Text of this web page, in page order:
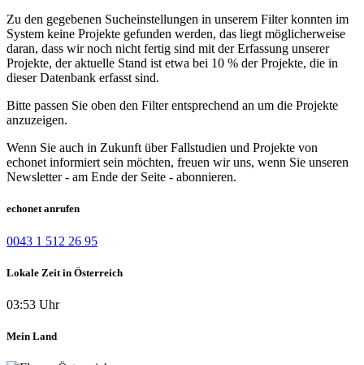
Zu den gegebenen Sucheinstellungen in unserem Filter konnten im
System keine Projekte gefunden werden, das liegt möglicherweise
daran, dass wir noch nicht fertig sind mit der Erfassung unserer
Projekte, der aktuelle Stand ist etwa bei 10 % der Projekte, die in
dieser Datenbank erfasst sind.
Bitte passen Sie oben den Filter entsprechend an um die Projekte
anzuzeigen.
Wenn Sie auch in Zukunft über Fallstudien und Projekte von
echonet informiert sein möchten, freuen wir uns, wenn Sie unseren
Newsletter - am Ende der Seite - abonnieren.
echonet anrufen
0043 1 512 26 95
Lokale Zeit in Österreich
03:53 Uhr
Mein Land